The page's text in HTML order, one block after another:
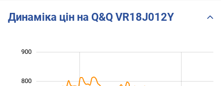
Динаміка цін на Q&Q VR18J012Y
800
900